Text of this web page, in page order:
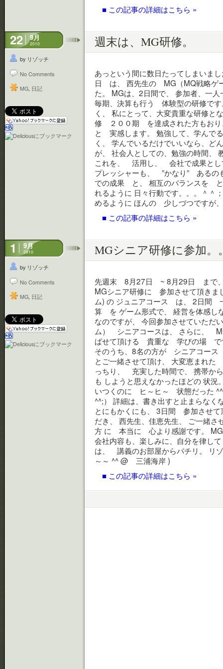
■ この記事の詳細はこちら »
22 9月
2010
by リゾッチ
No Comments
MG, 日記
週末は、MG研修。
あっという間に数日たってしまいま
日 は、 西先生の MG（MQ戦略ゲ
た。 MGは、2日間で、 参加者、一
毎期、決算も行う 体験型の研修で
く、 私にとって、大変貴重な研修と
修 ２００期 を達成された方もお
と 実感します。 勉強して、学んで
く、 学んでいるだけでいいなら、ど
が、 社会人としての、勉強の時間、
これを、 活用し、 会社で成果と
プレッシャーも、 ”かなり” ある
での成果 と、 相互のバランスを
れるように 日々行動です。。。＾
めるように ほんの 少しづつですが
■ この記事の詳細はこちら »
1 9月
2010
by リゾッチ
No Comments
MG, 日記
MGシニア研修に参加。
先週末 8月27日 ~ 8月29日 まで
MGシニア研修に 参加させて頂きま
ム) の ジュニアコース は、 2日間
算 を ゲーム形式で、 経営を体感
なのですが、 今回参加させていただ
ム） シニアコースは、 さらに、
ばせて頂ける 貴重な 学びの場 で
そのうち、8名の方が シニアコー
とご一緒させて頂け、 大変恵まれ
っちり、 充実した時間で、 携帯
も しようと思えなかったほどの 状
いつくのに ヒ～ヒ～ 状態だった
^^;） 詳細は、書き出すと止まらなく
とにもかくにも、 3日間 参加させて
だき、 西先生、佳恵先生、 ご一緒
方 に 本当に 心より感謝です。
会社内容も、楽しみに、自分を律し
は、 講義のお部屋からパチリ。 リ
～～ ^^ @ 三浦海岸 )
■ この記事の詳細はこちら »